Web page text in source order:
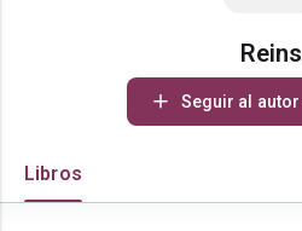
Reins
Libros